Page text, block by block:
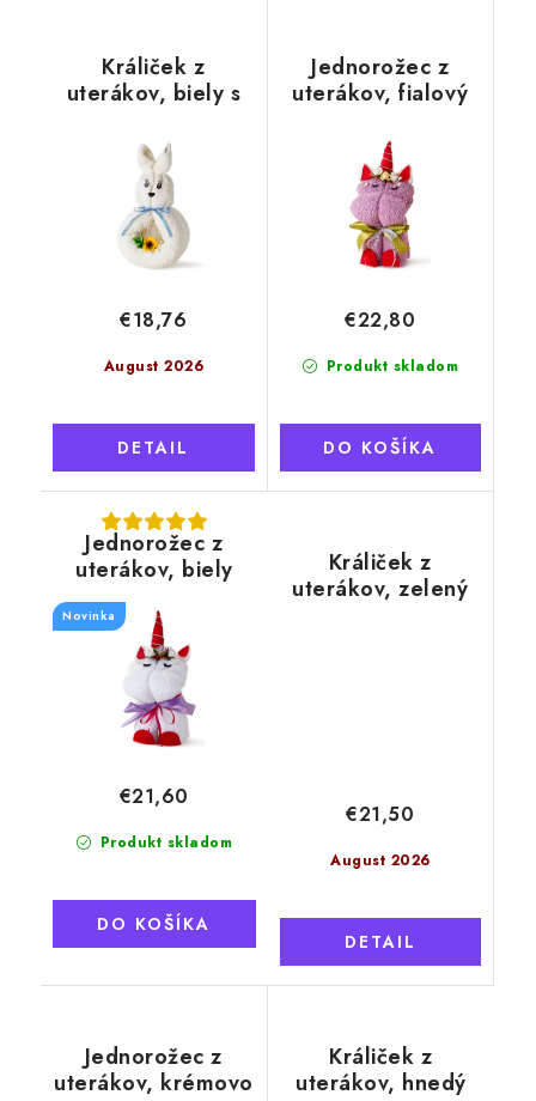
Králiček z
uterákov, biely s
August 2026
€18,76
DETAIL
Jednorožec z
uterákov, fialový
Produkt skladom
€22,80
DO KOŠÍKA
Jednorožec z
uterákov, biely
Novinka
Produkt skladom
€21,60
DO KOŠÍKA
Králiček z
uterákov, zelený
August 2026
€21,50
DETAIL
Jednorožec z
uterákov, krémovo
Králiček z
uterákov, hnedý